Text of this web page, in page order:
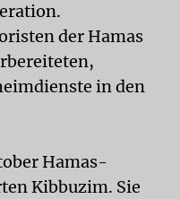
der Hamas
in den
Hamas-
Kibbuzim. Sie